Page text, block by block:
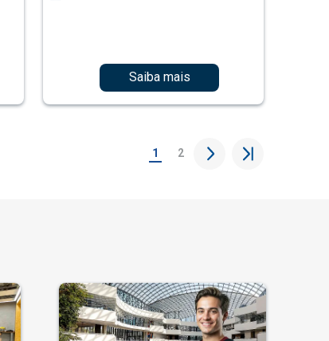
Saiba mais
1 2